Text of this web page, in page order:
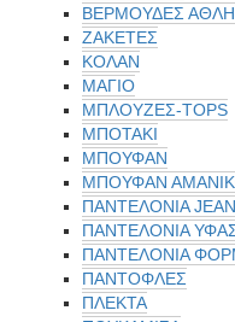
ΒΕΡΜΟΥΔΕΣ
ΖΑΚΕΤΕΣ
ΚΟΛΑΝ
ΜΑΓΙΟ
ΜΠΛΟΥΖΕΣ-TOPS
ΜΠΟΤΑΚΙ
ΜΠΟΥΦΑΝ
ΜΠΟΥΦΑΝ
ΠΑΝΤΕΛΟΝΙΑ
ΠΑΝΤΕΛΟΝΙΑ
ΠΑΝΤΕΛΟΝΙΑ
ΠΑΝΤΟΦΛΕΣ
ΠΛΕΚΤΑ